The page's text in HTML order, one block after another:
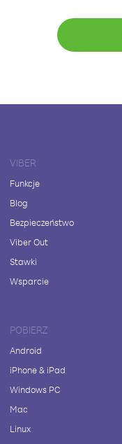
VIBER
Funkcje
Blog
Bezpieczeństwo
Viber Out
Stawki
Wsparcie
POBIERZ
Android
iPhone & iPad
Windows PC
Mac
Linux